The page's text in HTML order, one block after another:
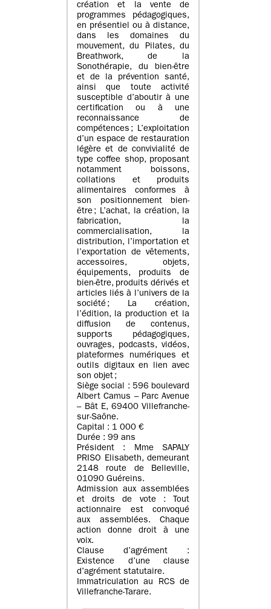
création et la vente de
programmes pédagogiques,
en présentiel ou à distance,
dans les domaines du
mouvement, du Pilates, du
Breathwork, de la
Sonothérapie, du bien-être
et de la prévention santé,
ainsi que toute activité
susceptible d’aboutir à une
certification ou à une
reconnaissance de
compétences ; L’exploitation
d’un espace de restauration
légère et de convivialité de
type coffee shop, proposant
notamment boissons,
collations et produits
alimentaires conformes à
son positionnement bien-
être ; L’achat, la création, la
fabrication, la
commercialisation, la
distribution, l’importation et
l’exportation de vêtements,
accessoires, objets,
équipements, produits de
bien-être, produits dérivés et
articles liés à l’univers de la
société ; La création,
l’édition, la production et la
diffusion de contenus,
supports pédagogiques,
ouvrages, podcasts, vidéos,
plateformes numériques et
outils digitaux en lien avec
son objet ;
Siège social : 596 boulevard
Albert Camus – Parc Avenue
– Bât E, 69400 Villefranche-
sur-Saône.
Capital : 1 000 €
Durée : 99 ans
Président : Mme SAPALY
PRISO Elisabeth, demeurant
2148 route de Belleville,
01090 Guéreins.
Admission aux assemblées
et droits de vote : Tout
actionnaire est convoqué
aux assemblées. Chaque
action donne droit à une
voix.
Clause d’agrément :
Existence d’une clause
d’agrément statutaire.
Immatriculation au RCS de
Villefranche-Tarare.